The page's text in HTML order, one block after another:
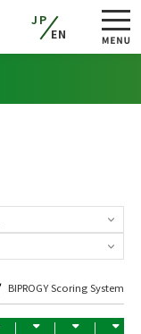
JP
EN
BIPROGY Scoring System